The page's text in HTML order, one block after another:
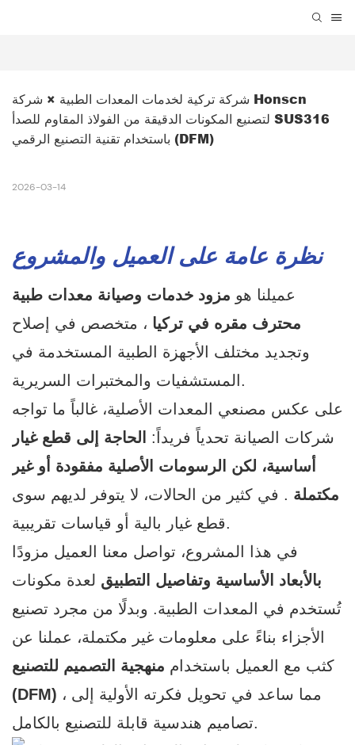
شركة تركية لخدمات المعدات الطبية × شركة Honscn
لتصنيع المكونات الدقيقة من الفولاذ المقاوم للصدأ SUS316
باستخدام تقنية التصنيع الرقمي (DFM)
2026-03-14
نظرة عامة على العميل والمشروع
عميلنا هو مزود خدمات وصيانة معدات طبية
محترف مقره في تركيا ، متخصص في إصلاح
وتجديد مختلف الأجهزة الطبية المستخدمة في
المستشفيات والمختبرات السريرية.
على عكس مصنعي المعدات الأصلية، غالباً ما تواجه
شركات الصيانة تحدياً فريداً:
الحاجة إلى قطع غيار
أساسية، لكن الرسومات الأصلية مفقودة أو غير
مكتملة . في كثير من الحالات، لا يتوفر لديهم سوى
قطع غيار بالية أو قياسات تقريبية.
في هذا المشروع، تواصل معنا العميل مزودًا
بالأبعاد الأساسية وتفاصيل التطبيق لعدة مكونات
تُستخدم في المعدات الطبية. وبدلًا من مجرد تصنيع
الأجزاء بناءً على معلومات غير مكتملة، عملنا عن
كثب مع العميل باستخدام منهجية التصميم للتصنيع
(DFM) ، مما ساعد في تحويل فكرته الأولية إلى
تصاميم هندسية قابلة للتصنيع بالكامل.